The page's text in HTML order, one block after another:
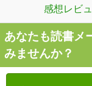
感想レビ
あなたも読書メ
みませんか？